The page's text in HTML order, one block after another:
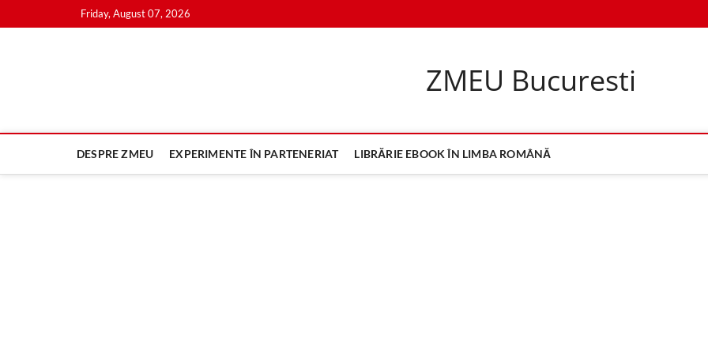
to
Friday, August 07, 2026
ZMEU Bucuresti
DESPRE ZMEU EXPERIMENTE ÎN PARTENERIAT LIBRĂRIE EBOOK ÎN LIMBA ROMÂNĂ